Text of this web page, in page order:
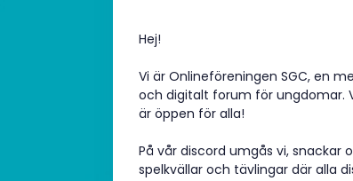
Hej!
Vi är Onlineföreningen SGC, en
och digitalt forum för ungdomar.
är öppen för alla!
På vår discord umgås vi, snackar
spelkvällar och tävlingar där alla